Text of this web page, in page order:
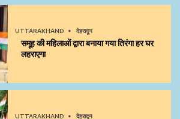
UTTARAKHAND देहरादून
समूह की महिलाओं द्वारा बनाया गया तिरंगा हर घर
लहराएगा
UTTARAKHAND देहरादून